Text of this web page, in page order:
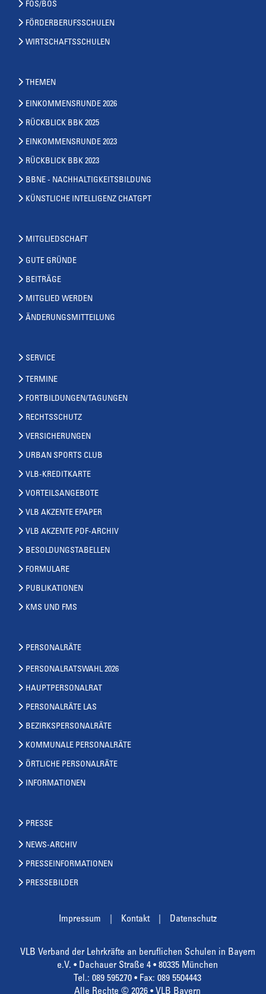
FOS/BOS
FÖRDERBERUFSSCHULEN
WIRTSCHAFTSSCHULEN
THEMEN
EINKOMMENSRUNDE 2026
RÜCKBLICK BBK 2025
EINKOMMENSRUNDE 2023
RÜCKBLICK BBK 2023
BBNE - NACHHALTIGKEITSBILDUNG
KÜNSTLICHE INTELLIGENZ CHATGPT
MITGLIEDSCHAFT
GUTE GRÜNDE
BEITRÄGE
MITGLIED WERDEN
ÄNDERUNGSMITTEILUNG
SERVICE
TERMINE
FORTBILDUNGEN/TAGUNGEN
RECHTSSCHUTZ
VERSICHERUNGEN
URBAN SPORTS CLUB
VLB-KREDITKARTE
VORTEILSANGEBOTE
VLB AKZENTE EPAPER
VLB AKZENTE PDF-ARCHIV
BESOLDUNGSTABELLEN
FORMULARE
PUBLIKATIONEN
KMS UND FMS
PERSONALRÄTE
PERSONALRATSWAHL 2026
HAUPTPERSONALRAT
PERSONALRÄTE LAS
BEZIRKSPERSONALRÄTE
KOMMUNALE PERSONALRÄTE
ÖRTLICHE PERSONALRÄTE
INFORMATIONEN
PRESSE
NEWS-ARCHIV
PRESSEINFORMATIONEN
PRESSEBILDER
Impressum Kontakt Datenschutz
VLB Verband der Lehrkräfte an beruflichen Schulen in Bayern
e.V. • Dachauer Straße 4 • 80335 München
Tel.: 089 595270 • Fax: 089 5504443
Alle Rechte © 2026 • VLB Bayern